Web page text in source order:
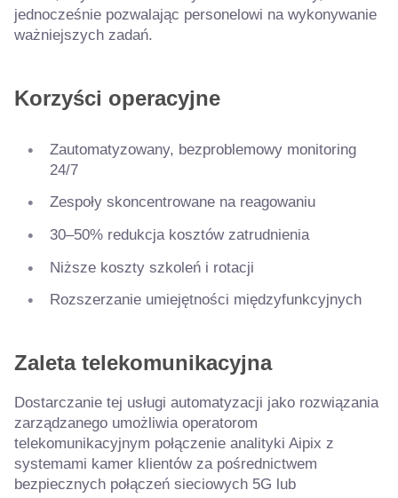
jednocześnie pozwalając personelowi na wykonywanie
ważniejszych zadań.
Korzyści operacyjne
Zautomatyzowany, bezproblemowy monitoring
24/7
Zespoły skoncentrowane na reagowaniu
30–50% redukcja kosztów zatrudnienia
Niższe koszty szkoleń i rotacji
Rozszerzanie umiejętności międzyfunkcyjnych
Zaleta telekomunikacyjna
Dostarczanie tej usługi automatyzacji jako rozwiązania
zarządzanego umożliwia operatorom
telekomunikacyjnym połączenie analityki Aipix z
systemami kamer klientów za pośrednictwem
bezpiecznych połączeń sieciowych 5G lub